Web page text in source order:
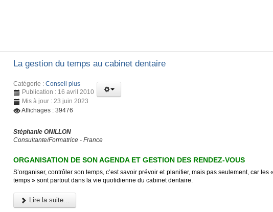
La gestion du temps au cabinet dentaire
Catégorie : Conseil plus
Publication : 16 avril 2010
Mis à jour : 23 juin 2023
Affichages : 39476
Stéphanie ONILLON
Consultante/Formatrice - France
ORGANISATION DE SON AGENDA ET GESTION DES RENDEZ-VOUS
S’organiser, contrôler son temps, c’est savoir prévoir et planifier, mais pas seulement, car les
temps » sont partout dans la vie quotidienne du cabinet dentaire.
Lire la suite...